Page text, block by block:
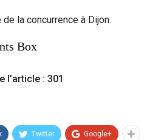
la concurrence à Dijon.
Box
l'article : 301
Twitter Google+